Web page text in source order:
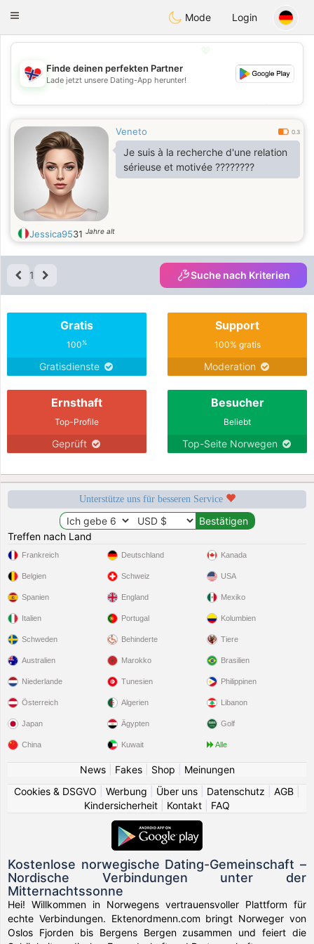
EkteNordmenn
Toggle
Mode Login
💖
💕
Finde deinen perfekten Partner
Lade jetzt unsere Dating-App herunter!
Veneto 0.3
Je suis à la recherche d'une relation
sérieuse et motivée ????????
Jessica9531 Jahre alt
1 Suche nach Kriterien
Gratis
100%
Gratisdienste
Support
100% gratis
Moderation
Ernsthaft
Top-Profile
Geprüft
Besucher
Beliebt
Top-Seite Norwegen
Unterstütze uns für besseren Service
Treffen nach Land
Frankreich
Belgien
Spanien
Italien
Schweden
Deutschland
Schweiz
England
Portugal
Behinderte
Kanada
USA
Mexiko
Kolumbien
Tiere
Australien
Niederlande
Österreich
Japan
China
Marokko
Tunesien
Algerien
Ägypten
Kuwait
Brasilien
Philippinen
Libanon
Golf
Alle
News| Fakes| Shop
Meinungen
Cookies & DSGVO
Werbung Über uns Datenschutz AGB
Kindersicherheit
Kontakt FAQ
Kostenlose norwegische Dating-Gemeinschaft –
Nordische Verbindungen unter der
Mitternachtssonne
Hei! Willkommen in Norwegens vertrauensvoller Plattform für
echte Verbindungen. Ektenordmenn.com bringt Norweger von
Oslos Fjorden bis Bergens Bergen zusammen und feiert die